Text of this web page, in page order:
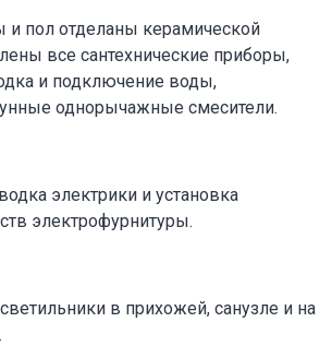
и пол отделаны керамической
все сантехнические приборы,
и подключение воды,
однорычажные смесители.
электрики и установка
электрофурнитуры.
в прихожей, санузле и на